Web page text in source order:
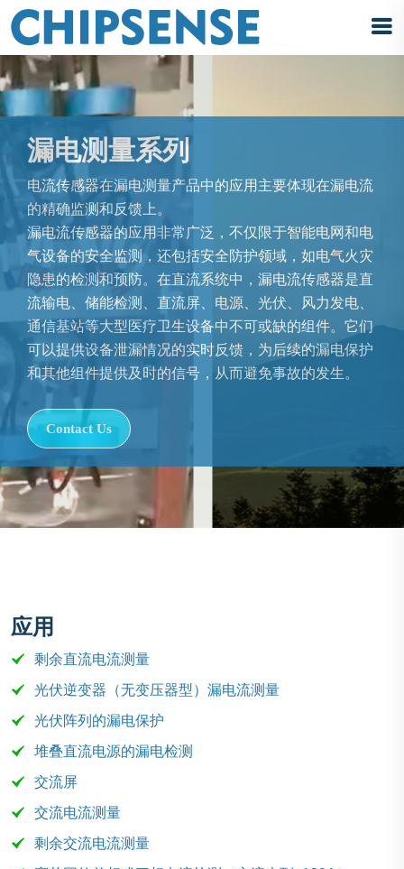
漏电测量系列
电流传感器在漏电测量产品中的应用主要体现在漏电流
的精确监测和反馈上。
漏电流传感器的应用非常广泛，不仅限于智能电网和电
气设备的安全监测，还包括安全防护领域，如电气火灾
隐患的检测和预防。在直流系统中，漏电流传感器是直
流输电、储能检测、直流屏、电源、光伏、风力发电、
通信基站等大型医疗卫生设备中不可或缺的组件。它们
可以提供设备泄漏情况的实时反馈，为后续的漏电保护
和其他组件提供及时的信号，从而避免事故的发生。
Contact Us
应用
剩余直流电流测量
光伏逆变器（无变压器型）漏电流测量
光伏阵列的漏电保护
堆叠直流电源的漏电检测
交流屏
交流电流测量
剩余交流电流测量